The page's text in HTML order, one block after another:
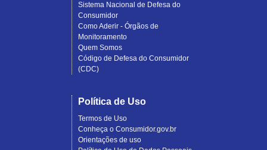
Sistema Nacional de Defesa do
Consumidor
Como Aderir - Órgãos de
Monitoramento
Quem Somos
Código de Defesa do Consumidor
(CDC)
Política de Uso
Termos de Uso
Conheça o Consumidor.gov.br
Orientações de uso